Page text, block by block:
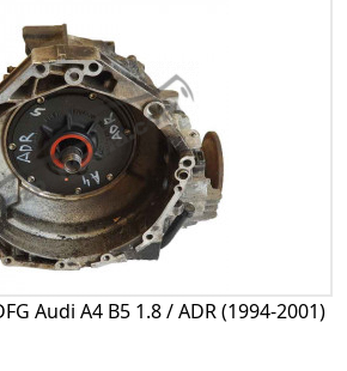
Audi A4 B5 1.8 / ADR (1994-2001)